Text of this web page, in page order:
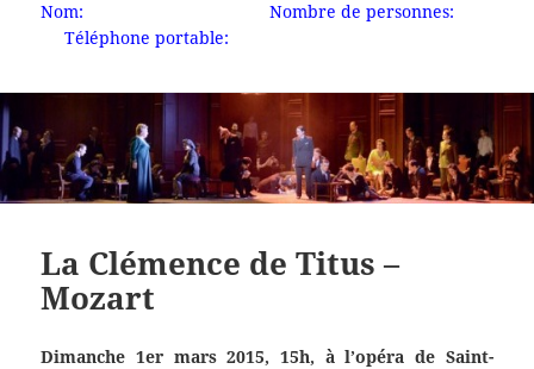
Nom: Nombre de personnes:
Téléphone portable:
La Clémence de Titus –
Mozart
Dimanche 1er mars 2015, 15h, à l’opéra de Saint-